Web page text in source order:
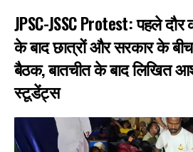
JPSC-JSSC Protest: पहले
के बाद छात्रों और सरकार के
बैठक, बातचीत के बाद लिखित
स्टूडेंट्स